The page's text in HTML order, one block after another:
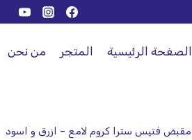
الصفحة الرئيسية المتجر من نحن
مقبض فتيس سترا كروم لامع – ازرق و اسود